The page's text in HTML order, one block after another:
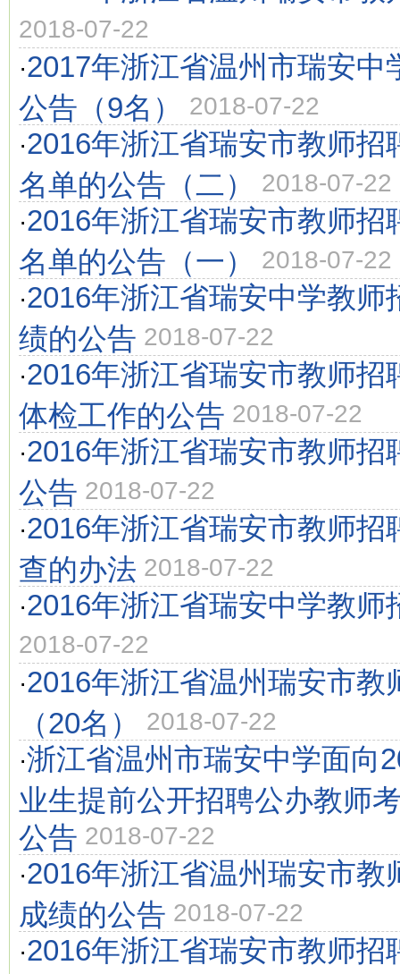
2018-07-22
·2017年浙江省温州市瑞安中
公告（9名）
2018-07-22
·2016年浙江省瑞安市教师招
名单的公告（二）
2018-07-22
·2016年浙江省瑞安市教师招
名单的公告（一）
2018-07-22
·2016年浙江省瑞安中学教师
绩的公告 2018-07-22
·2016年浙江省瑞安市教师招
体检工作的公告 2018-07-22
·2016年浙江省瑞安市教师招
公告 2018-07-22
·2016年浙江省瑞安市教师招
查的办法 2018-07-22
·2016年浙江省瑞安中学教师
2018-07-22
·2016年浙江省温州瑞安市教
（20名）
2018-07-22
·浙江省温州市瑞安中学面向
业生提前公开招聘公办教师
公告 2018-07-22
·2016年浙江省温州瑞安市教
成绩的公告 2018-07-22
·2016年浙江省瑞安市教师招